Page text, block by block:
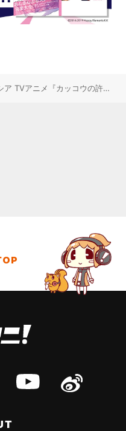
三月のパンタシア TVアニメ『カッコウの許嫁』EDテーマ「四角運命」MVプレミア公開＆先行配信スタート！